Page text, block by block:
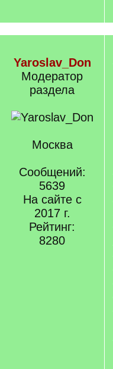
Yaroslav_Don
Модератор
раздела
Москва
Сообщений:
5639
На сайте с
2017 г.
Рейтинг:
8280